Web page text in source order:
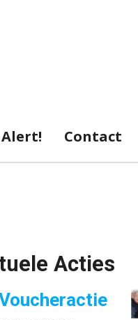
Contact
Acties